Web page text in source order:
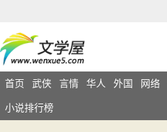
首页 武侠 言情 华人 外国 网络
小说排行榜